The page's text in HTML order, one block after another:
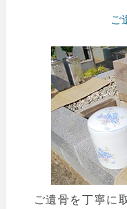
ご
ご遺骨を丁寧に